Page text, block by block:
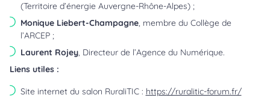
(Territoire d’énergie Auvergne-Rhône-Alpes) ;
Monique Liebert-Champagne, membre du Collège de
l’ARCEP ;
Laurent Rojey, Directeur de l’Agence du Numérique.
Liens utiles :
Site internet du salon RuraliTIC : https://ruralitic-forum.fr/